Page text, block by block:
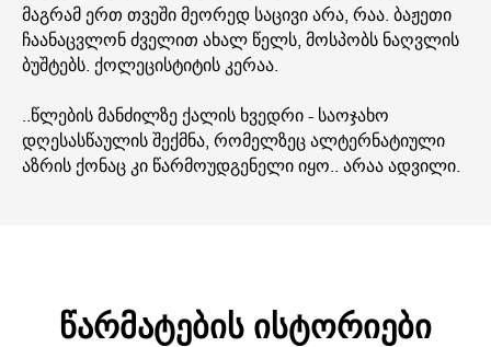
მაგრამ ერთ თვეში მეორედ საცივი არა, რაა. ბაჟეთი
ჩაანაცვლონ ძველით ახალ წელს, მოსპობს ნაღვლის
ბუშტებს. ქოლეცისტიტის კერაა.
..წლების მანძილზე ქალის ხვედრი - საოჯახო
დღესასწაულის შექმნა, რომელზეც ალტერნატიული
აზრის ქონაც კი წარმოუდგენელი იყო.. არაა ადვილი.
წარმატების ისტორიები